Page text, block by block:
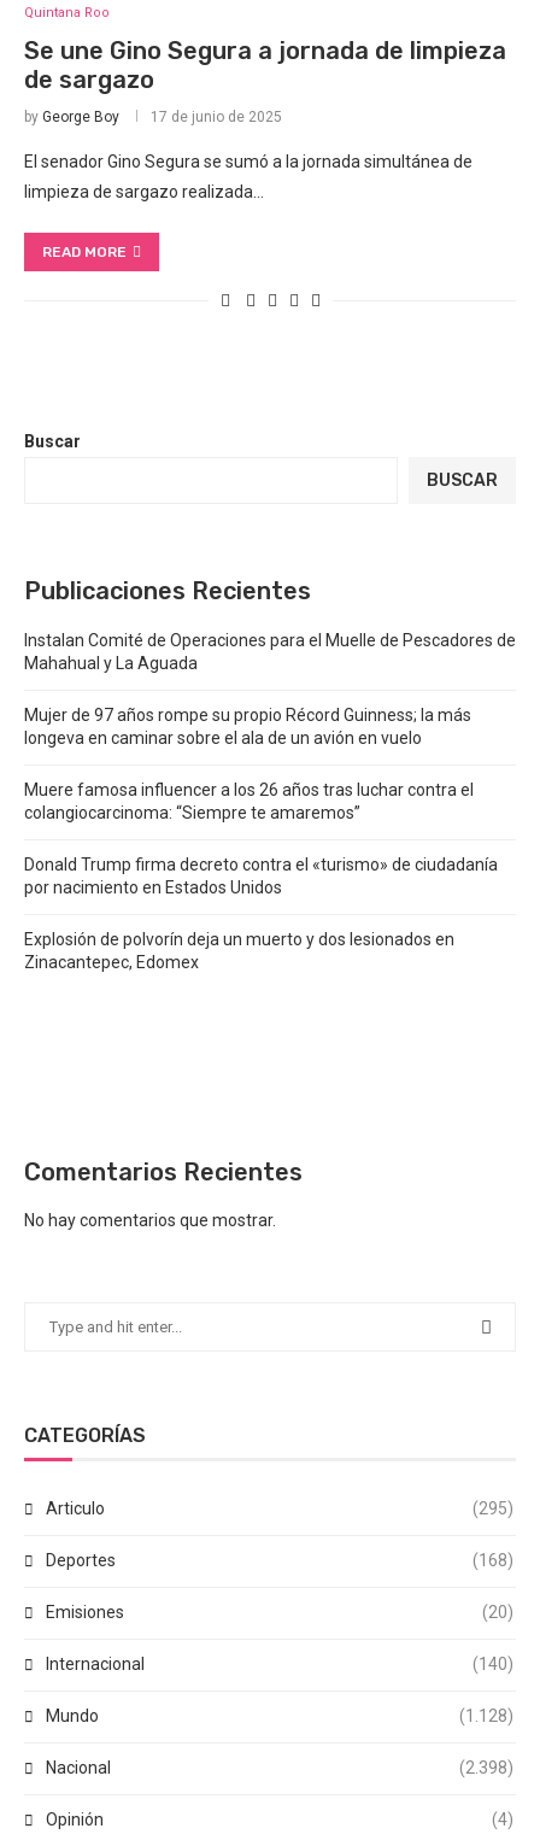
Quintana Roo
Se une Gino Segura a jornada de limpieza
de sargazo
by George Boy 17 de junio de 2025
El senador Gino Segura se sumó a la jornada simultánea de
limpieza de sargazo realizada…
READ MORE
Buscar
BUSCAR
Publicaciones Recientes
Instalan Comité de Operaciones para el Muelle de Pescadores de
Mahahual y La Aguada
Mujer de 97 años rompe su propio Récord Guinness; la más
longeva en caminar sobre el ala de un avión en vuelo
Muere famosa influencer a los 26 años tras luchar contra el
colangiocarcinoma: “Siempre te amaremos”
Donald Trump firma decreto contra el «turismo» de ciudadanía
por nacimiento en Estados Unidos
Explosión de polvorín deja un muerto y dos lesionados en
Zinacantepec, Edomex
Comentarios Recientes
No hay comentarios que mostrar.
CATEGORÍAS
Articulo (295)
Deportes (168)
Emisiones (20)
Internacional (140)
Mundo (1.128)
Nacional (2.398)
Opinión (4)